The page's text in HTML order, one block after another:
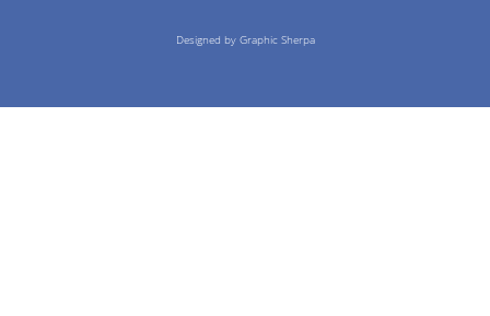
Designed by Graphic Sherpa